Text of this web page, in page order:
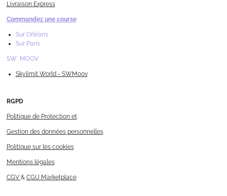
Livraison Express
Commandez une course
Sur Orléans
Sur Paris
SW MOOV
Skylimit World - SWMoov
RGPD
Politique de Protection et
Gestion des données personnelles
Politique sur les cookies
Mentions légales
CGV & CGU Marketplace